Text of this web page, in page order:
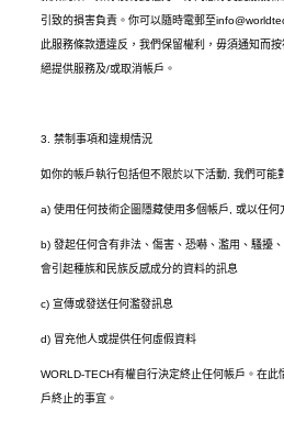
引致的損害負責。你可以隨時電郵至
此服務條款遭違反，我們保留權利，毋須通知而
絕提供服務及/或取消帳戶。
3. 禁制事項和違規情況
如你的帳戶執行包括但不限於以下活動 我們可能
a) 使用任何技術企圖隱藏使用多個帳戶 或以任何
b) 發起任何含有非法、傷害、恐嚇、濫用、騷擾
會引起種族和民族反感成分的資料的訊息
c) 宣傳或發送任何濫發訊息
d) 冒充他人或提供任何虛假資料
WORLD-TECH有權自行決定終止任何帳戶。在此
戶終止的事宜。